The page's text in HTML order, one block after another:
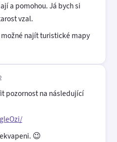
a pomohou. Já bych si
vzal.
najít turistické mapy
pozornost na následující
😉